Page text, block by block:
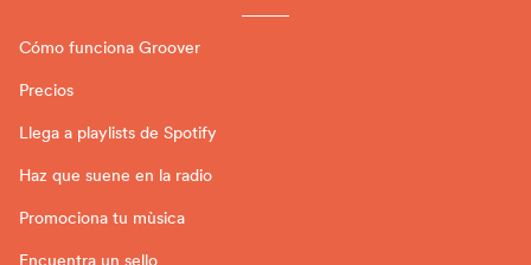
Cómo funciona Groover
Precios
Llega a playlists de Spotify
Haz que suene en la radio
Promociona tu mùsica
Encuentra un sello